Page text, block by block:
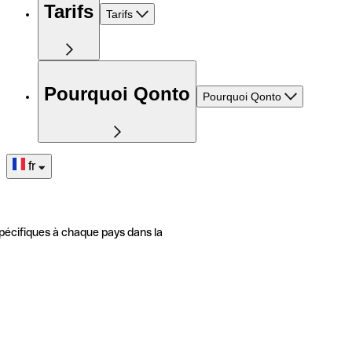
Tarifs Tarifs
Pourquoi Qonto Pourquoi Qonto
fr
à chaque pays dans la